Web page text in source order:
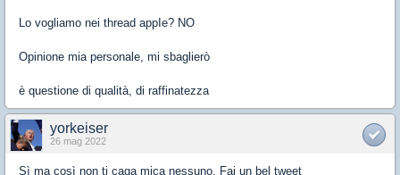
Lo vogliamo nei thread appIe? NO
Opinione mia personale, mi sbaglierò
è questione di qualità, di raffinatezza
yorkeiser
26 mag 2022
Sì ma così non ti caga mica nessuno. Fai un bel tweet